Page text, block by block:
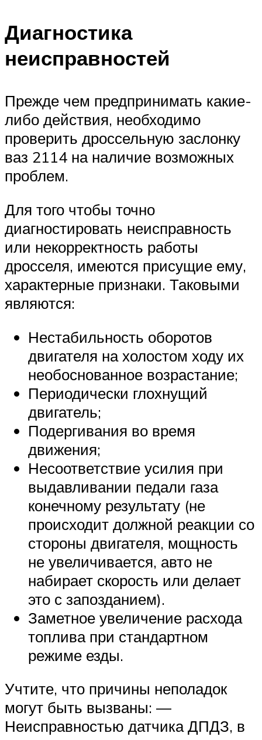
Диагностика
неисправностей
Прежде чем предпринимать какие-
либо действия, необходимо
проверить дроссельную заслонку
ваз 2114 на наличие возможных
проблем.
Для того чтобы точно
диагностировать неисправность
или некорректность работы
дросселя, имеются присущие ему,
характерные признаки. Таковыми
являются:
Нестабильность оборотов
двигателя на холостом ходу их
необоснованное возрастание;
Периодически глохнущий
двигатель;
Подергивания во время
движения;
Несоответствие усилия при
выдавливании педали газа
конечному результату (не
происходит должной реакции со
стороны двигателя, мощность
не увеличивается, авто не
набирает скорость или делает
это с запозданием).
Заметное увеличение расхода
топлива при стандартном
режиме езды.
Учтите, что причины неполадок
могут быть вызваны: —
Неисправностью датчика ДПДЗ, в